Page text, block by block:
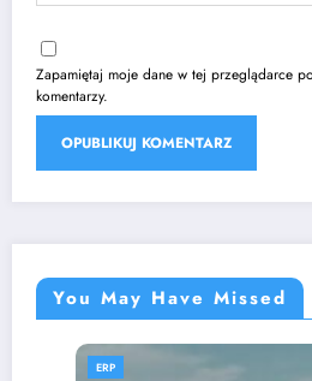
Zapamiętaj moje dane w tej przeglądarce
komentarzy.
You May Have Missed